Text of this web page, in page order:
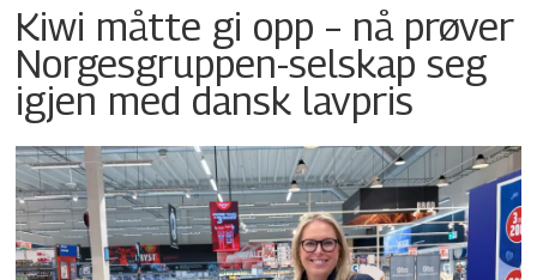
Kiwi måtte gi opp – nå prøver
Norgesgruppen-selskap seg
igjen med dansk lavpris